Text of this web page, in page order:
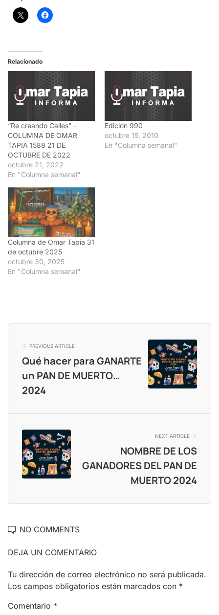
Relacionado
“Re creando Calles” –
COLUMNA DE OMAR
TAPIA 1588 21 DE
OCTUBRE DE 2022
octubre 21, 2022
En "Columna semanal"
Edición 990
octubre 15, 2010
En "Columna semanal"
Columna de Omar Tapia 31
de octubre 2025
octubre 30, 2025
En "Columna semanal"
PREVIOUS ARTICLE
Qué hacer para GANARTE
un PAN DE MUERTO…
2024
NEXT ARTICLE
NOMBRE DE LOS
GANADORES DEL PAN DE
MUERTO 2024
NO COMMENTS
DEJA UN COMENTARIO
Tu dirección de correo electrónico no será publicada.
Los campos obligatorios están marcados con *
Comentario *